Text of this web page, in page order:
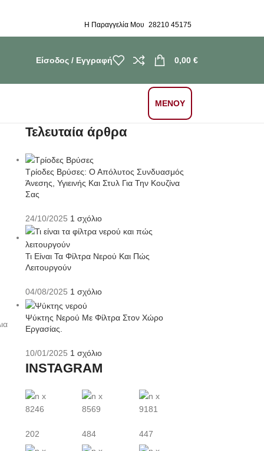
Η Παραγγελία Μου 28210 45175
Είσοδος / Εγγραφή 0,00 €
ΜΕΝΟΥ
Τελευταία άρθρα
Τρίοδες Βρύσες: Ο Απόλυτος Συνδυασμός
Άνεσης, Υγιεινής Και Στυλ Για Την Κουζίνα
Σας
24/10/2025 1 σχόλιο
Τι Είναι Τα Φίλτρα Νερού Και Πώς
Λειτουργούν
04/08/2025 1 σχόλιο
Ψύκτης Νερού Με Φίλτρα Στον Χώρο
Εργασίας.
10/01/2025 1 σχόλιο
INSTAGRAM
8246
202
8569
484
9181
447